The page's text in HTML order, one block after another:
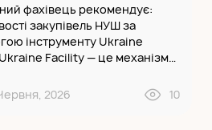
фахівець рекомендує:
закупівель НУШ за
інструменту Ukraine
пряме бюджетне
відновлення й реформ в
2026 10